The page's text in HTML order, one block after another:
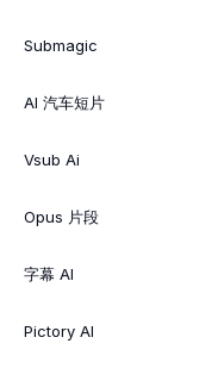
Submagic
AI 汽车短片
Vsub Ai
Opus 片段
字幕 AI
Pictory AI